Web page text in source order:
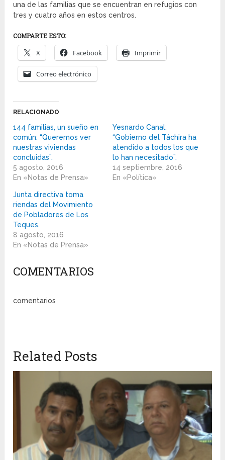
una de las familias que se encuentran en refugios con
tres y cuatro años en estos centros.
COMPARTE ESTO:
X Facebook Imprimir
Correo electrónico
RELACIONADO
144 familias, un sueño en
común: “Queremos ver
nuestras viviendas
concluidas”.
5 agosto, 2016
En «Notas de Prensa»
Yesnardo Canal:
“Gobierno del Táchira ha
atendido a todos los que
lo han necesitado”.
14 septiembre, 2016
En «Política»
Junta directiva toma
riendas del Movimiento
de Pobladores de Los
Teques.
8 agosto, 2016
En «Notas de Prensa»
COMENTARIOS
comentarios
Related Posts